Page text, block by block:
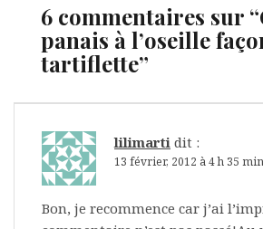
6 commentaires sur “
panais à l’oseille
tartiflette”
lilimarti dit :
13 février, 2012 à 4 h 35 min
Bon, je recommence car j’ai